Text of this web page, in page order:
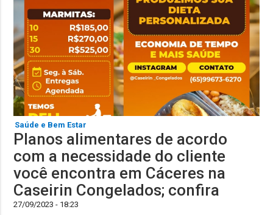
Saúde e Bem Estar
Planos alimentares de acordo
com a necessidade do cliente
você encontra em Cáceres na
Caseirin Congelados; confira
27/09/2023 - 18:23